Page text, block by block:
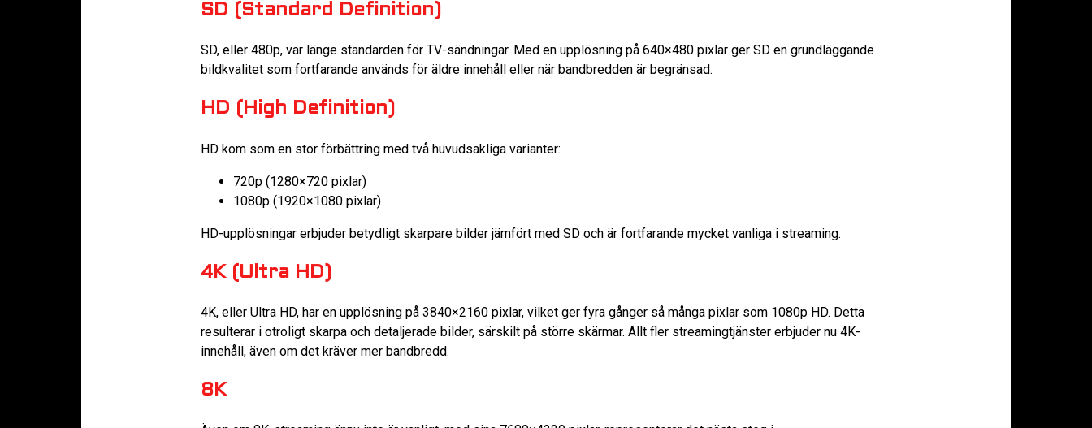
SD (Standard Definition)
SD, eller 480p, var länge standarden för TV-sändningar. Med en upplösning på 640×480 pixlar ger SD en grundläggande
bildkvalitet som fortfarande används för äldre innehåll eller när bandbredden är begränsad.
HD (High Definition)
HD kom som en stor förbättring med två huvudsakliga varianter:
720p (1280×720 pixlar)
1080p (1920×1080 pixlar)
HD-upplösningar erbjuder betydligt skarpare bilder jämfört med SD och är fortfarande mycket vanliga i streaming.
4K (Ultra HD)
4K, eller Ultra HD, har en upplösning på 3840×2160 pixlar, vilket ger fyra gånger så många pixlar som 1080p HD. Detta
resulterar i otroligt skarpa och detaljerade bilder, särskilt på större skärmar. Allt fler streamingtjänster erbjuder nu 4K-
innehåll, även om det kräver mer bandbredd.
8K